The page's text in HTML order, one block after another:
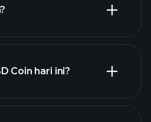
Coin hari ini?